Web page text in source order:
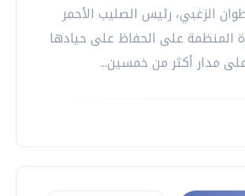
الزغبي، رئيس الصليب الأحمر
المنظمة على الحفاظ على حيادها
مدار أكثر من خمسين...